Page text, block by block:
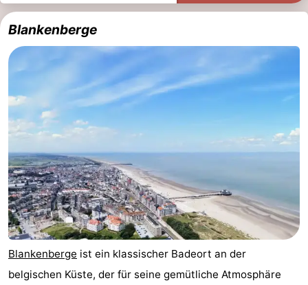
Route
-
Parken
Reisebuchshop
Medizin
Adressen
Region
Zeeland
Walcheren
-
Veere
-
Blankenberge
Blankenberge ist ein klassischer Badeort an der
belgischen Küste, der für seine gemütliche Atmosphäre